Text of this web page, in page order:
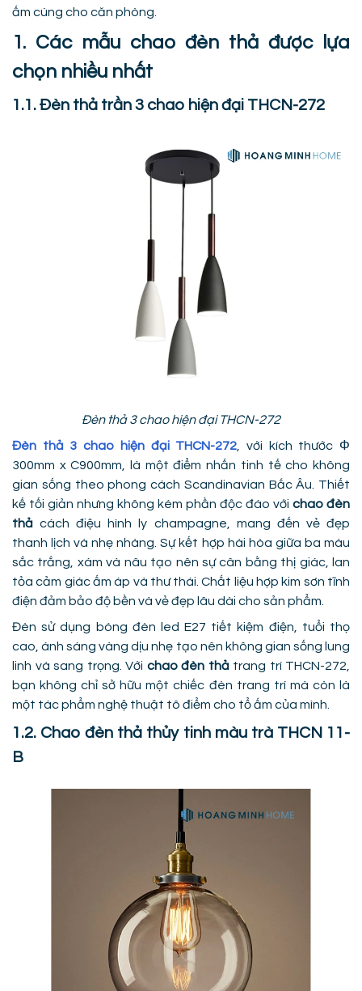
ấm cúng cho căn phòng.
1. Các mẫu chao đèn thả được lựa
chọn nhiều nhất
1.1. Đèn thả trần 3 chao hiện đại THCN-272
Đèn thả 3 chao hiện đại THCN-272
Đèn thả 3 chao hiện đại THCN-272 , với kích thước Φ
300mm x C900mm, là một điểm nhấn tinh tế cho không
gian sống theo phong cách Scandinavian Bắc Âu. Thiết
kế tối giản nhưng không kém phần độc đáo với chao đèn
thả cách điệu hình ly champagne, mang đến vẻ đẹp
thanh lịch và nhẹ nhàng. Sự kết hợp hài hòa giữa ba màu
sắc trắng, xám và nâu tạo nên sự cân bằng thị giác, lan
tỏa cảm giác ấm áp và thư thái. Chất liệu hợp kim sơn tĩnh
điện đảm bảo độ bền và vẻ đẹp lâu dài cho sản phẩm.
Đèn sử dụng bóng đèn led E27 tiết kiệm điện, tuổi thọ
cao, ánh sáng vàng dịu nhẹ tạo nên không gian sống lung
linh và sang trọng. Với chao đèn thảtrang trí THCN-272,
bạn không chỉ sở hữu một chiếc đèn trang trí mà còn là
một tác phẩm nghệ thuật tô điểm cho tổ ấm của mình.
1.2. Chao đèn thả thủy tinh màu trà THCN 11-
B